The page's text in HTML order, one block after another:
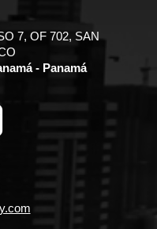
7, OF 702, SAN
- Panamá